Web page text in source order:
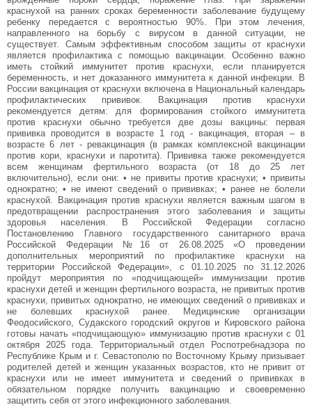
краснухой на ранних сроках беременности заболевание будущему
ребенку передается с вероятностью 90%. При этом лечения,
направленного на борьбу с вирусом в данной ситуации, не
существует. Самым эффективным способом защиты от краснухи
является профилактика с помощью вакцинации. Особенно важно
иметь стойкий иммунитет против краснухи, если планируется
беременность, и нет доказанного иммунитета к данной инфекции. В
России вакцинация от краснухи включена в Национальный календарь
профилактических прививок. Вакцинация против краснухи
рекомендуется детям: для формирования стойкого иммунитета
против краснухи обычно требуется две дозы вакцины: первая
прививка проводится в возрасте 1 год - вакцинация, вторая – в
возрасте 6 лет - ревакцинация (в рамках комплексной вакцинации
против кори, краснухи и паротита). Прививка также рекомендуется
всем женщинам фертильного возраста (от 18 до 25 лет
включительно), если они: • не привиты против краснухи; • привиты
однократно; • не имеют сведений о прививках; • ранее не болели
краснухой. Вакцинация против краснухи является важным шагом в
предотвращении распространения этого заболевания и защиты
здоровья населения. В Российской Федерации согласно
Постановлению Главного государственного санитарного врача
Российской Федерации №16 от 26.08.2025 «О проведении
дополнительных мероприятий по профилактике краснухи на
территории Российской Федерации», с 01.10.2025 по 31.12.2026
пройдут мероприятия по «подчищающей» иммунизации против
краснухи детей и женщин фертильного возраста, не привитых против
краснухи, привитых однократно, не имеющих сведений о прививках и
не болевших краснухой ранее. Медицинские организации
Феодосийского, Судакского городский округов и Кировского района
готовы начать «подчищающую» иммунизацию против краснухи с 01
октября 2025 года. Территориальный отдел Роспотребнадзора по
Республике Крым и г. Севастополю по Восточному Крыму призывает
родителей детей и женщин указанных возрастов, кто не привит от
краснухи или не имеет иммунитета и сведений о прививках в
обязательном порядке получить вакцинацию и своевременно
защитить себя от этого инфекционного заболевания.